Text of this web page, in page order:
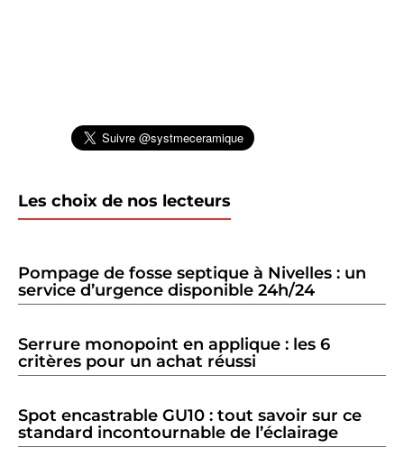
Les choix de nos lecteurs
Pompage de fosse septique à Nivelles : un
service d’urgence disponible 24h/24
Serrure monopoint en applique : les 6
critères pour un achat réussi
Spot encastrable GU10 : tout savoir sur ce
standard incontournable de l’éclairage